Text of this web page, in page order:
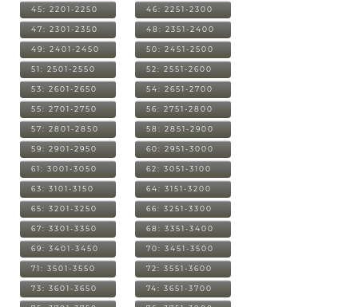
45: 2201-2250 46: 2251-2300
47: 2301-2350 48: 2351-2400
49: 2401-2450 50: 2451-2500
51: 2501-2550 52: 2551-2600
53: 2601-2650 54: 2651-2700
55: 2701-2750 56: 2751-2800
57: 2801-2850 58: 2851-2900
59: 2901-2950 60: 2951-3000
61: 3001-3050 62: 3051-3100
63: 3101-3150 64: 3151-3200
65: 3201-3250 66: 3251-3300
67: 3301-3350 68: 3351-3400
69: 3401-3450 70: 3451-3500
71: 3501-3550 72: 3551-3600
73: 3601-3650 74: 3651-3700